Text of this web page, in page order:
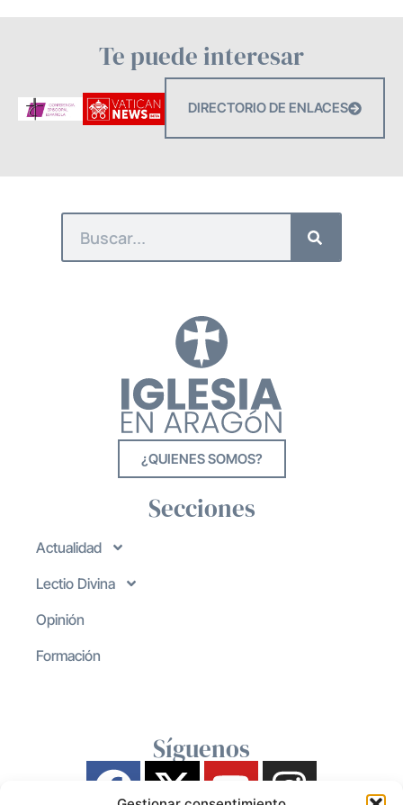
Te puede interesar
DIRECTORIO DE ENLACES
¿QUIENES SOMOS?
Secciones
Actualidad
Lectio Divina
Opinión
Formación
Síguenos